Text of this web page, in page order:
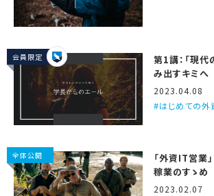
会員限定
第1講：「現
み出すキミへ
2023.04.08
はじめての外
全体公開
「外資IT営業
稼業のすゝめ
2023.02.07